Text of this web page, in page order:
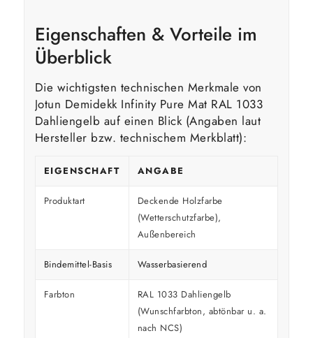
Eigenschaften & Vorteile im
Überblick
Die wichtigsten technischen Merkmale von
Jotun Demidekk Infinity Pure Mat RAL 1033
Dahliengelb auf einen Blick (Angaben laut
Hersteller bzw. technischem Merkblatt):
EIGENSCHAFT ANGABE
Produktart
Deckende Holzfarbe
(Wetterschutzfarbe),
Außenbereich
Bindemittel-Basis Wasserbasierend
Farbton
RAL 1033 Dahliengelb
(Wunschfarbton, abtönbar u. a.
nach NCS)